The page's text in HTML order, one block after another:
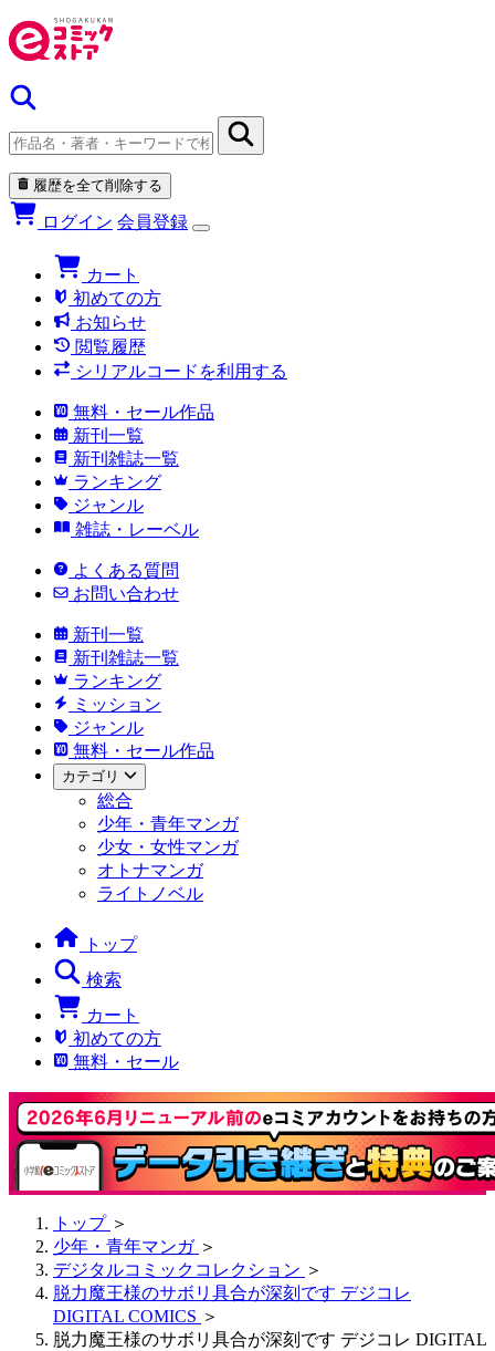
履歴を全て削除する
ログイン 会員登録
カート
初めての方
お知らせ
閲覧履歴
シリアルコードを利用する
無料・セール作品
新刊一覧
新刊雑誌一覧
ランキング
ジャンル
雑誌・レーベル
よくある質問
お問い合わせ
新刊一覧
新刊雑誌一覧
ランキング
ミッション
ジャンル
無料・セール作品
カテゴリ
総合
少年・青年マンガ
少女・女性マンガ
オトナマンガ
ライトノベル
トップ
検索
カート
初めての方
無料・セール
トップ ＞
少年・青年マンガ ＞
デジタルコミックコレクション ＞
脱力魔王様のサボリ具合が深刻です デジコレ
DIGITAL COMICS ＞
脱力魔王様のサボリ具合が深刻です デジコレ DIGITAL